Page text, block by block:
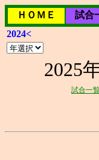
ＨＯＭＥ 試合
2024<
2025
試合一